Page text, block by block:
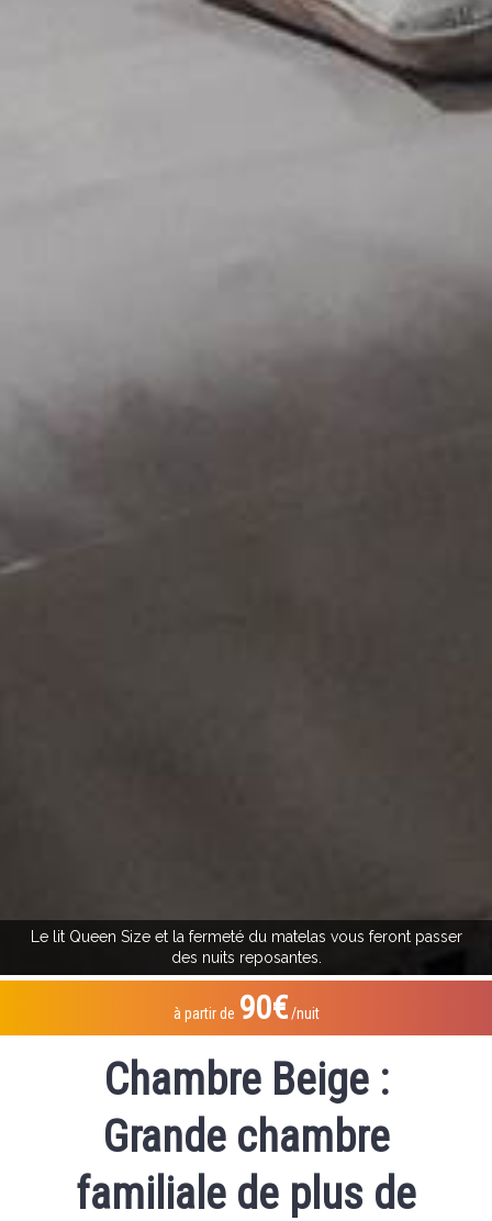
Le lit Queen Size et la fermeté du matelas vous feront passer
des nuits reposantes.
à partir de 90€/nuit
Chambre Beige :
Grande chambre
familiale de plus de